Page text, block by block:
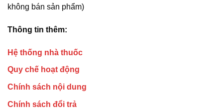
không bán sản phẩm)
Thông tin thêm:
Hệ thống nhà thuốc
Quy chế hoạt động
Chính sách nội dung
Chính sách đổi trả